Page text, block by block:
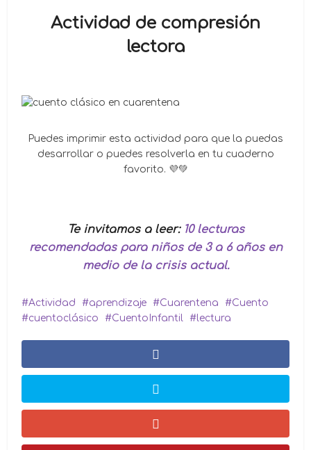
Actividad de compresión
lectora
Puedes imprimir esta actividad para que la puedas
desarrollar o puedes resolverla en tu cuaderno
favorito. 💜💚
Te invitamos a leer: 10 lecturas
recomendadas para niños de 3 a 6 años en
medio de la crisis actual.
Actividad aprendizaje Cuarentena
Cuento
cuentoclásico
CuentoInfantil lectura